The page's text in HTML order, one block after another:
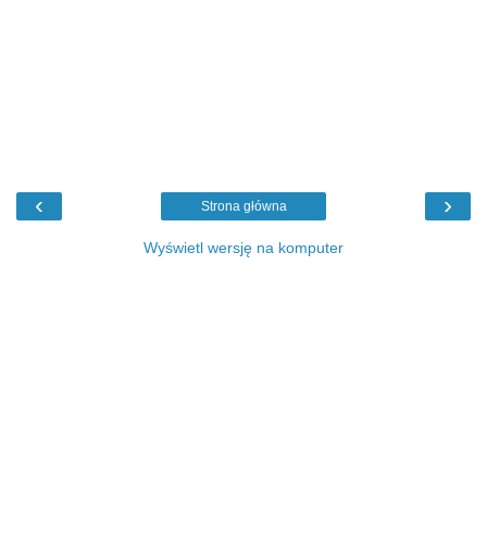
‹ ›
Strona główna
Wyświetl wersję na komputer